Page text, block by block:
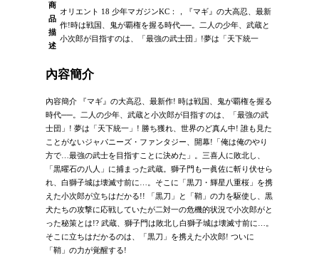
商
品
描
述
オリエント 18 少年マガジンKC：，『マギ』の大高忍、最新
作!時は戦国、鬼が覇権を握る時代──。二人の少年、武蔵と
小次郎が目指すのは、「最強の武士団」!夢は「天下統一
內容簡介
內容簡介 『マギ』の大高忍、最新作! 時は戦国、鬼が覇権を握る
時代──。二人の少年、武蔵と小次郎が目指すのは、「最強の武
士団」! 夢は「天下統一」! 勝ち獲れ、世界のど真ん中! 誰も見た
ことがないジャパニーズ・ファンタジー、開幕!「俺は俺のやり
方で…最強の武士を目指すことに決めた」。三喜人に敗北し、
「黒曜石の八人」に捕まった武蔵。獅子門も一眞佐に斬り伏せら
れ、白獅子城は壊滅寸前に…。そこに「黒刀・輝星八重桜」を携
えた小次郎が立ちはだかる!! 「黒刀」と「鞘」の力を駆使し、黒
犬たちの攻撃に応戦していたが二対一の危機的状況で小次郎がと
った秘策とは!? 武蔵、獅子門は敗北し白獅子城は壊滅寸前に…。
そこに立ちはだかるのは、「黒刀」を携えた小次郎! ついに
「鞘」の力が覚醒する!